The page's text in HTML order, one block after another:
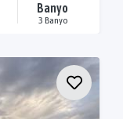
Banyo
3 Banyo